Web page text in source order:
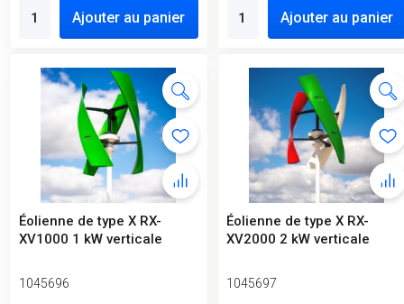
Ajouter au panier Ajouter au panier
Éolienne de type X RX-
XV1000 1 kW verticale
1045696
Éolienne de type X RX-
XV2000 2 kW verticale
1045697